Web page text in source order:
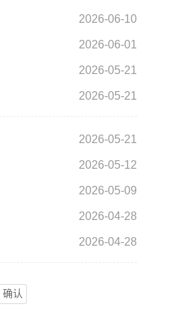
2026-06-10
2026-06-01
2026-05-21
2026-05-21
2026-05-21
2026-05-12
2026-05-09
2026-04-28
2026-04-28
确认